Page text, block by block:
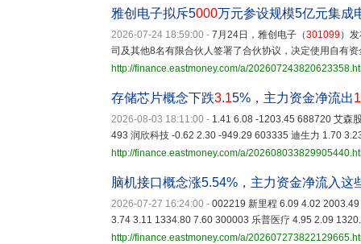
雅创电子拟斥5000万元参设规模5亿元集成
2026-07-24 18:59:00 - 7月24日，雅创电子（301099）
司及其他8名有限合伙人签署了合伙协议，决定使用自有
http://finance.eastmoney.com/a/
存储芯片概念下跌3.15%，主力资金净流出
2026-08-03 18:11:00 - 1.41 6.08 -1203.45 688720 艾森
493 润欣科技 -0.62 2.30 -949.29 603335 迪生力 1.70
http://finance.eastmoney.com/a/
脑机接口概念涨5.54%，主力资金净流入这
2026-07-27 16:24:00 - 002219 新里程 6.09 4.02
3.74 3.11 1334.80 7.60 300003 乐普医疗 4.95 2.09
http://finance.eastmoney.com/a/